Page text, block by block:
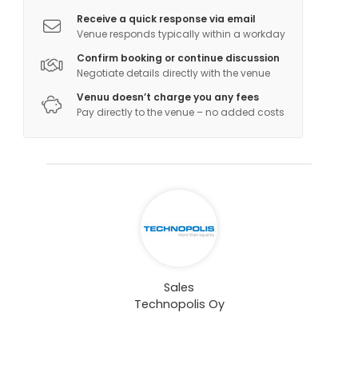
Receive a quick response via email
Venue responds typically within a workday
Confirm booking or continue discussion
Negotiate details directly with the venue
Venuu doesn’t charge you any fees
Pay directly to the venue – no added costs
Sales
Technopolis Oy